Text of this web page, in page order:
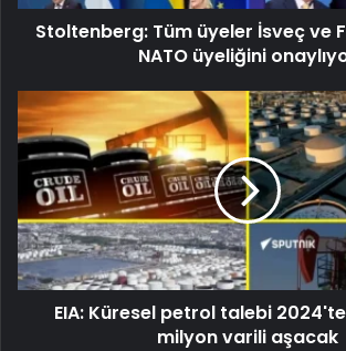
Stoltenberg: Tüm üyeler İsveç ve
NATO üyeliğini
EIA: Küresel petrol talebi
milyon varili aşacak